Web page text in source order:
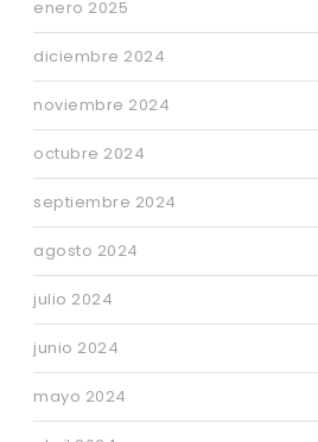
enero 2025
diciembre 2024
noviembre 2024
octubre 2024
septiembre 2024
agosto 2024
julio 2024
junio 2024
mayo 2024